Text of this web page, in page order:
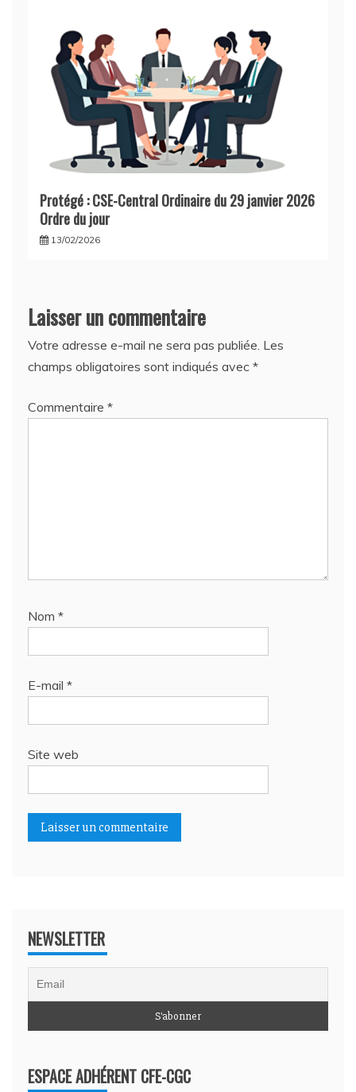
Protégé : CSE-Central Ordinaire du 29 janvier 2026
Ordre du jour
13/02/2026
Laisser un commentaire
Votre adresse e-mail ne sera pas publiée. Les
champs obligatoires sont indiqués avec *
Commentaire *
Nom *
E-mail *
Site web
NEWSLETTER
ESPACE ADHÉRENT CFE-CGC